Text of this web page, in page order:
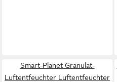
Smart-Planet Granulat-
Luftentfeuchter Luftentfeuchter